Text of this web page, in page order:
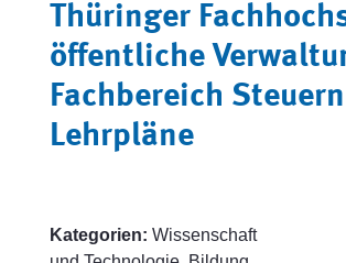
Thüringer
öffentliche
Fachbereich
Lehrpläne
Kategorien: Wissenschaft